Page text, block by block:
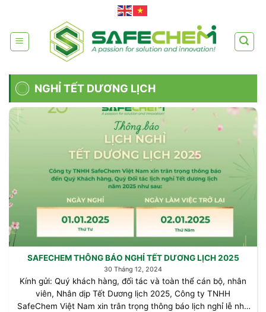
content
NGHỈ TẾT DƯƠNG LỊCH
SAFECHEM THÔNG BÁO NGHỈ TẾT DƯƠNG LỊCH 2025
30 Tháng 12, 2024
Kính gửi: Quý khách hàng, đối tác và toàn thể cán bộ, nhân
viên, Nhân dịp Tết Dương lịch 2025, Công ty TNHH
SafeChem Việt Nam xin trân trọng thông báo lịch nghỉ lễ như